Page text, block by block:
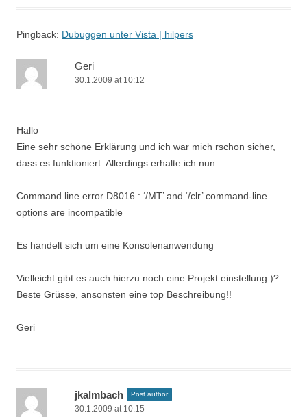
Pingback: Dubuggen unter Vista | hilpers
Geri
30.1.2009 at 10:12
Hallo
Eine sehr schöne Erklärung und ich war mich rschon sicher,
dass es funktioniert. Allerdings erhalte ich nun
Command line error D8016 : ‘/MT’ and ‘/clr’ command-line
options are incompatible
Es handelt sich um eine Konsolenanwendung
Vielleicht gibt es auch hierzu noch eine Projekt einstellung:)?
Beste Grüsse, ansonsten eine top Beschreibung!!
Geri
jkalmbach Post author
30.1.2009 at 10:15